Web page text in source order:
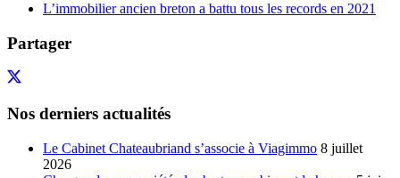
L’immobilier ancien breton a battu tous les records en 2021
Partager
Nos derniers actualités
Le Cabinet Chateaubriand s’associe à Viagimmo 8 juillet
2026